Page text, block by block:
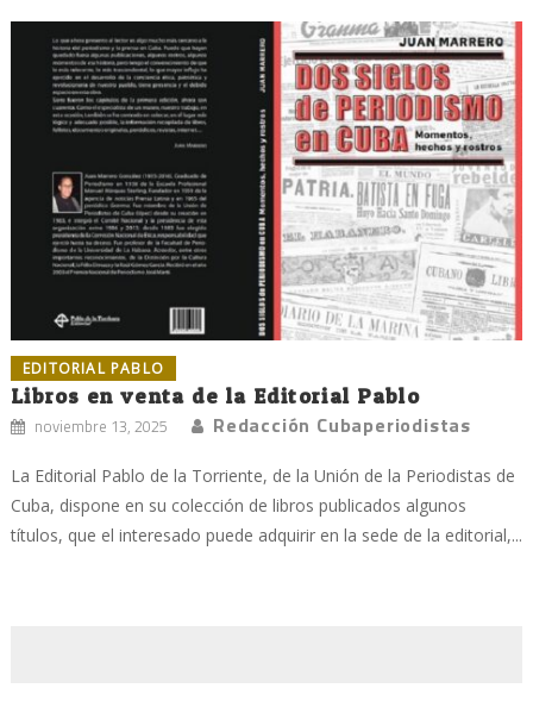
EDITORIAL PABLO
Libros en venta de la Editorial Pablo
noviembre 13, 2025 Redacción Cubaperiodistas
La Editorial Pablo de la Torriente, de la Unión de la Periodistas de
Cuba, dispone en su colección de libros publicados algunos
títulos, que el interesado puede adquirir en la sede de la editorial,...